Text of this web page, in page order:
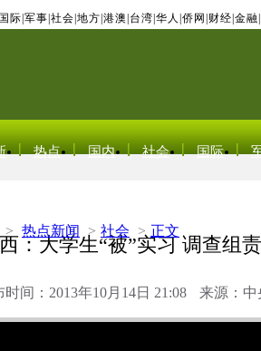
国际 军事 社会 地方 港澳 台湾 华人 侨网 财经 金融
热点 国内 社会 国际
> 热点新闻 > 社会 > 正文
：大学生“被”实习 调查组
时间：2013年10月14日 21:08 来源：中